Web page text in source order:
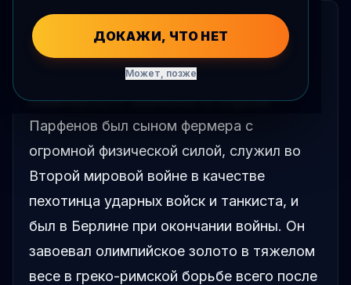
Опубликован развернутый профиль
Анатолия Парфенова, советского
олимпийского чемпиона по борьбе.
Парфенов был сыном фермера с
огромной физической силой, служил во
Второй мировой войне в качестве
пехотинца ударных войск и танкиста, и
был в Берлине при окончании войны. Он
завоевал олимпийское золото в тяжелом
весе в греко-римской борьбе всего после
ДОКАЖИ, ЧТО НЕТ
Может, позже